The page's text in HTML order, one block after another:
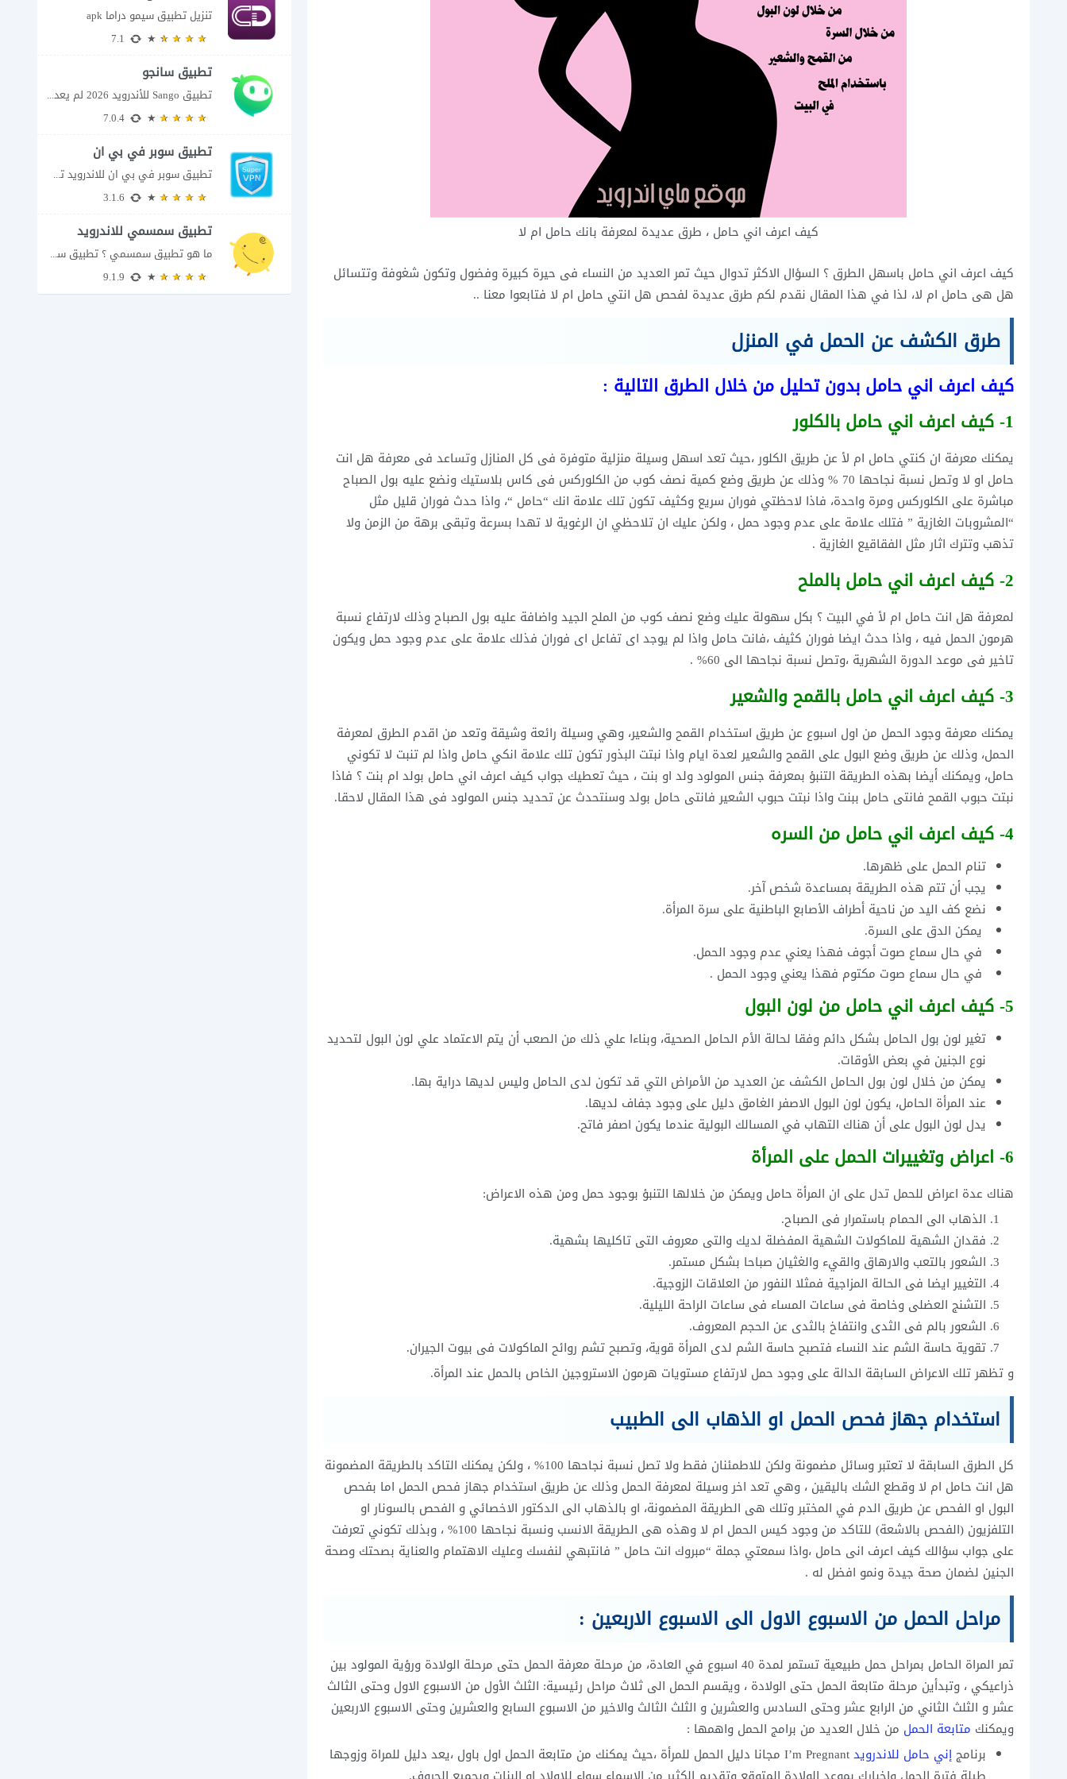
كيف اعرف اني حامل ، طرق عديدة لمعرفة بانك حامل ام لا
كيف اعرف اني حامل باسهل الطرق ؟ السؤال الاكثر تدوال حيث تمر العديد من النساء فى حيرة كبيرة وفضول وتكون شغوفة وتتسائل
هل هى حامل ام لا، لذا في هذا المقال نقدم لكم طرق عديدة لفحص هل انتي حامل ام لا فتابعوا معنا ..
طرق الكشف عن الحمل في المنزل
كيف اعرف اني حامل بدون تحليل من خلال الطرق التالية :
1- كيف اعرف اني حامل بالكلور
يمكنك معرفة ان كنتي حامل ام لأ عن طريق الكلور ،حيث تعد اسهل وسيلة منزلية متوفرة فى كل المنازل وتساعد فى معرفة هل انت
حامل او لا وتصل نسبة نجاحها 70 % وذلك عن طريق وضع كمية نصف كوب من الكلوركس فى كاس بلاستيك ونضع عليه بول الصباح
مباشرة على الكلوركس ومرة واحدة، فاذا لاحظتي فوران سريع وكثيف تكون تلك علامة انك “حامل “، واذا حدث فوران قليل مثل
“المشروبات الغازية ” فتلك علامة على عدم وجود حمل ، ولكن عليك ان تلاحظي ان الرغوية لا تهدا بسرعة وتبقى برهة من الزمن ولا
تذهب وتترك اثار مثل الفقاقيع الغازية .
2- كيف اعرف اني حامل بالملح
لمعرفة هل انت حامل ام لأ في البيت ؟ بكل سهولة عليك وضع نصف كوب من الملح الجيد واضافة عليه بول الصباح وذلك لارتفاع نسبة
هرمون الحمل فيه ، واذا حدث ايضا فوران كثيف ،فانت حامل واذا لم يوجد اى تفاعل اى فوران فذلك علامة على عدم وجود حمل ويكون
تاخير فى موعد الدورة الشهرية ،وتصل نسبة نجاحها الى 60% .
3- كيف اعرف اني حامل بالقمح والشعير
يمكنك معرفة وجود الحمل من اول اسبوع عن طريق استخدام القمح والشعير، وهي وسيلة رائعة وشيقة وتعد من اقدم الطرق لمعرفة
الحمل، وذلك عن طريق وضع البول على القمح والشعير لعدة ايام واذا نبتت البذور تكون تلك علامة انكي حامل واذا لم تنبت لا تكوني
حامل، ويمكنك أيضا بهذه الطريقة التنبؤ بمعرفة جنس المولود ولد او بنت ، حيث تعطيك جواب كيف اعرف اني حامل بولد ام بنت ؟ فاذا
نبتت حبوب القمح فانتى حامل ببنت واذا نبتت حبوب الشعير فانتى حامل بولد وسنتحدث عن تحديد جنس المولود فى هذا المقال لاحقا.
4- كيف اعرف اني حامل من السره
تنام الحمل على ظهرها.
يجب أن تتم هذه الطريقة بمساعدة شخص آخر.
نضع كف اليد من ناحية أطراف الأصابع الباطنية على سرة المرأة.
يمكن الدق على السرة.
في حال سماع صوت أجوف فهذا يعني عدم وجود الحمل.
في حال سماع صوت مكتوم فهذا يعني وجود الحمل .
5- كيف اعرف اني حامل من لون البول
تغير لون بول الحامل بشكل دائم وفقا لحالة الأم الحامل الصحية، وبناءا علي ذلك من الصعب أن يتم الاعتماد علي لون البول لتحديد
نوع الجنين في بعض الأوقات.
يمكن من خلال لون بول الحامل الكشف عن العديد من الأمراض التي قد تكون لدى الحامل وليس لديها دراية بها.
عند المرأة الحامل، يكون لون البول الاصفر الغامق دليل على وجود جفاف لديها.
يدل لون البول على أن هناك التهاب في المسالك البولية عندما يكون اصفر فاتح.
6- اعراض وتغييرات الحمل على المرأة
هناك عدة اعراض للحمل تدل على ان المرأة حامل ويمكن من خلالها التنبؤ بوجود حمل ومن هذه الاعراض:
الذهاب الى الحمام باستمرار فى الصباح.
فقدان الشهية للماكولات الشهية المفضلة لديك والتى معروف التى تاكليها بشهية.
الشعور بالتعب والارهاق والقيء والغثيان صباحا بشكل مستمر.
التغيير ايضا فى الحالة المزاجية فمثلا النفور من العلاقات الزوجية.
التشنج العضلى وخاصة فى ساعات المساء فى ساعات الراحة الليلية.
الشعور بالم فى الثدى وانتفاخ بالثدى عن الحجم المعروف.
تقوية حاسة الشم عند النساء فتصبح حاسة الشم لدى المرأة قوية، وتصبح تشم روائح الماكولات فى بيوت الجيران.
و تظهر تلك الاعراض السابقة الدالة على وجود حمل لارتفاع مستويات هرمون الاستروجين الخاص بالحمل عند المرأة.
استخدام جهاز فحص الحمل او الذهاب الى الطبيب
كل الطرق السابقة لا تعتبر وسائل مضمونة ولكن للاطمئنان فقط ولا تصل نسبة نجاحها 100% ، ولكن يمكنك التاكد بالطريقة المضمونة
هل انت حامل ام لا وقطع الشك باليقين ، وهي تعد اخر وسيلة لمعرفة الحمل وذلك عن طريق استخدام جهاز فحص الحمل اما بفحص
البول او الفحص عن طريق الدم في المختبر وتلك هى الطريقة المضمونة، او بالذهاب الى الدكتور الاخصائي و الفحص بالسونار او
التلفزيون (الفحص بالاشعة) للتاكد من وجود كيس الحمل ام لا وهذه هى الطريقة الانسب ونسبة نجاحها 100% ، وبذلك تكوني تعرفت
على جواب سؤالك كيف اعرف انى حامل ،واذا سمعتي جملة “مبروك انت حامل ” فانتبهي لنفسك وعليك الاهتمام والعناية بصحتك وصحة
الجنين لضمان صحة جيدة ونمو افضل له .
مراحل الحمل من الاسبوع الاول الى الاسبوع الاربعين :
تمر المراة الحامل بمراحل حمل طبيعية تستمر لمدة 40 اسبوع في العادة، من مرحلة معرفة الحمل حتى مرحلة الولادة ورؤية المولود بين
ذراعيكي ، وتبدأين مرحلة متابعة الحمل حتى الولادة ، ويقسم الحمل الى ثلاث مراحل رئيسية: الثلث الأول من الاسبوع الاول وحتى الثالث
عشر و الثلث الثاني من الرابع عشر وحتى السادس والعشرين و الثلث الثالث والاخير من الاسبوع السابع والعشرين وحتى الاسبوع الاربعين
ويمكنك متابعة الحمل من خلال العديد من برامج الحمل واهمها :
برنامجإني حامل للاندرويد
I’m Pregnant مجانا دليل الحمل للمرأة ،حيث يمكنك من متابعة الحمل اول باول ،يعد دليل للمراة وزوجها
للاندرويد
تنزيل تطبيق سيمو دراما apk
تطبيق سانجو
تطبيق Sango للأندرويد 2026 لم يعد تطبيق سانجو Sango مجرد مساحة لإرسال الرسائل أو...
تطبيق سوبر في بي ان
تطبيق سوبر في بي ان للاندرويد تطبيق سوبر في بي ان من تطبيقات الشبكات...
تطبيق سمسمي للاندرويد
ما هو تطبيق سمسمي ؟ تطبيق سمسمي للاندرويد SimSimi هو برنامج دردشة افتراضية يسمح...